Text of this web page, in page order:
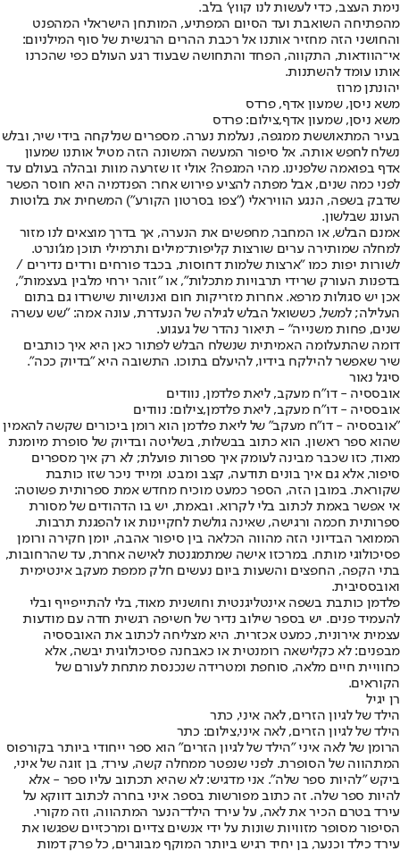
נימת העצב, כדי לעשות לנו קווץ' בלב.
מהפתיחה השואבת ועד הסיום המפתיע, המותחן הישראלי המהפנט
והחושני הזה מחזיר אותנו אל רכבת ההרים הרגשית של סוף המילניום:
אי־הוודאות, התקווה, הפחד והתחושה שבעוד רגע העולם כפי שהכרנו
אותו עומד להשתנות.
יהונתן מרוז
משא ניסן, שמעון אדף, פרדס
משא ניסן, שמעון אדף,צילום: פרדס
בעיר המתאוששת ממגפה, נעלמת נערה. מספרים שנלקחה בידי שיר, ובלש
נשלח לחפש אותה. אל סיפור המעשה המשונה הזה מטיל אותנו שמעון
אדף בפואמה שלפנינו. מהי המגפה? אולי זו שזרעה מוות ובהלה בעולם עד
לפני כמה שנים, אבל מפתה להציע פירוש אחר: הפנדמיה היא חוסר הפשר
שדבק בשפה, הנגע הוויראלי ("צפו בסרטון הקורע") המשחית את בלוטות
העונג שבלשון.
אמנם הבלש, או המחבר, מחפשים את הנערה, אך בדרך מוצאים לנו מזור
למחלה שמותירה ערים שורצות קליפות־מילים ותרמילי תוכן מג'ונרט.
לשורות יפות כמו "ארצות שלמות דחוסות, בכבד פורחים ורדים נדירים /
בדפנות העורק שרידי תרבויות מתכלות", או "זוהר ירחי מלבין בעצמות",
אכן יש סגולות מרפא. אחרות מזריקות חום ואנושיות שישרדו גם בתום
העלילה; למשל, כששואל הבלש לגילה של הנעדרת, עונה אמה: "שש עשרה
שנים, פחות משנייה" - תיאור נהדר של געגוע.
דומה שהתעלומה האמיתית שנשלח הבלש לפתור כאן היא איך כותבים
שיר שאפשר להילקח בידיו, להיעלם בתוכו. התשובה היא "בדיוק ככה".
סיגל נאור
אובססיה - דו"ח מעקב, ליאת פלדמן, נוודים
אובססיה - דו"ח מעקב, ליאת פלדמן,צילום: נוודים
"אובססיה - דו"ח מעקב" של ליאת פלדמן הוא רומן ביכורים שקשה להאמין
שהוא ספר ראשון. הוא כתוב בבשלות, בשליטה ובדיוק של סופרת מיומנת
מאוד, כזו שכבר מבינה לעומק איך ספרות פועלת; לא רק איך מספרים
סיפור, אלא גם איך בונים תודעה, קצב ומבט. ומייד ניכר שזו כותבת
שקוראת. במובן הזה, הספר כמעט מוכיח מחדש אמת ספרותית פשוטה:
אי אפשר באמת לכתוב בלי לקרוא. ובאמת, יש בו הדהודים של מסורת
ספרותית חכמה ורגישה, שאינה גולשת לחקיינות או להפגנת תרבות.
הממואר הבדיוני הזה מהווה הכלאה בין סיפור אהבה, יומן חקירה ורומן
פסיכולוגי מותח. במרכזו אישה שמתמגנטת לאישה אחרת, עד שהרחובות,
בתי הקפה, החפצים והשעות ביום נעשים חלק ממפת מעקב אינטימית
ואובססיבית.
פלדמן כותבת בשפה אינטליגנטית וחושנית מאוד, בלי להתייפייף ובלי
להעמיד פנים. יש בספר שילוב נדיר של חשיפה רגשית חדה עם מודעות
עצמית אירונית, כמעט אכזרית. היא מצליחה לכתוב את האובססיה
מבפנים: לא כקלישאה רומנטית או כאבחנה פסיכולוגית יבשה, אלא
כחוויית חיים מלאה, סוחפת ומטרידה שנכנסת מתחת לעורם של
הקוראים.
רן יגיל
הילד של לגיון הזרים, לאה איני, כתר
הילד של לגיון הזרים, לאה איני,צילום: כתר
הרומן של לאה איני "הילד של לגיון הזרים" הוא ספר ייחודי ביותר בקורפוס
המתהווה של הסופרת. לפני שנפטר ממחלה קשה, עירד, בן זוגה של איני,
ביקש "להיות ספר שלה". אני מדגיש: לא שהיא תכתוב עליו ספר - אלא
להיות ספר שלה. זה כתוב מפורשות בספר. איני בחרה לכתוב דווקא על
עירד בטרם הכיר את לאה, על עירד הילד־הנער המתהווה, וזה מקורי.
הסיפור מסופר מזוויות שונות על ידי אנשים צדיים ומרכזיים שפגשו את
עירד כילד וכנער, בן יחיד רגיש ביותר המוקף מבוגרים, כל פרק דמות